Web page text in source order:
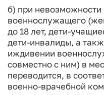
б) при
военнослужащего
до 18 лет, дети-
дети-инвалиды, а
иждивении
совместно с ним) в
переводится, в
военно-врачебной